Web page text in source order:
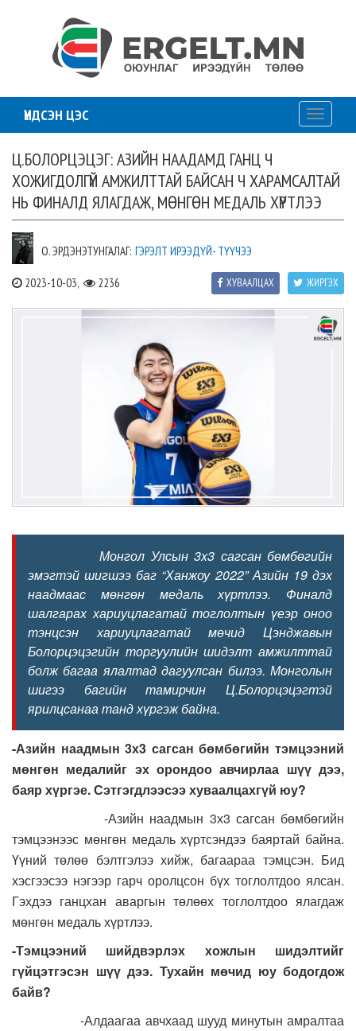
ҮНДСЭН ЦЭС
Toggle
Ц.БОЛОРЦЭЦЭГ: АЗИЙН НААДАМД ГАНЦ Ч
ХОЖИГДОЛГҮЙ АМЖИЛТТАЙ БАЙСАН Ч ХАРАМСАЛТАЙ
НЬ ФИНАЛД ЯЛАГДАЖ, МӨНГӨН МЕДАЛЬ ХҮРТЛЭЭ
О. ЭРДЭНЭТУНГАЛАГ: ГЭРЭЛТ ИРЭЭДҮЙ- ТҮҮЧЭЭ
2023-10-03, 2236 ЖИРГЭХ
ХУВААЛЦАХ
Монгол Улсын 3x3 сагсан бөмбөгийн
эмэгтэй шигшээ баг “Ханжоу 2022” Азийн 19 дэх
наадмаас мөнгөн медаль хүртлээ. Финалд
шалгарах хариуцлагатай тоглолтын үеэр оноо
тэнцсэн хариуцлагатай мөчид Цэнджавын
Болорцэцэгийн торгуулийн шидэлт амжилттай
болж багаа ялалтад дагуулсан билээ. Монголын
шигээ багийн тамирчин Ц.Болорцэцэгтэй
ярилцсанаа танд хүргэж байна.
-Азийн наадмын 3х3 сагсан бөмбөгийн тэмцээний
мөнгөн медалийг эх орондоо авчирлаа шүү дээ,
баяр хүргэе. Сэтгэгдлээсээ хуваалцахгүй юу?
-Азийн наадмын 3х3 сагсан бөмбөгийн
тэмцээнээс мөнгөн медаль хүртсэндээ баяртай байна.
Үүний төлөө бэлтгэлээ хийж, багаараа тэмцсэн. Бид
хэсгээсээ нэгээр гарч оролцсон бүх тоглолтдоо ялсан.
Гэхдээ ганцхан аваргын төлөөх тоглолтдоо ялагдаж
мөнгөн медаль хүртлээ.
-Тэмцээний шийдвэрлэх хожлын шидэлтийг
гүйцэтгэсэн шүү дээ. Тухайн мөчид юу бодогдож
байв?
-Алдаагаа авчхаад шууд минутын амралтаа